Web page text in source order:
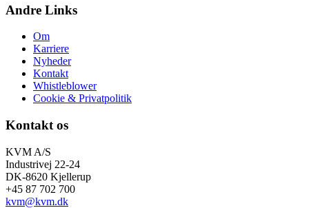
Andre Links
Om
Karriere
Nyheder
Kontakt
Whistleblower
Cookie & Privatpolitik
Kontakt os
KVM A/S
Industrivej 22-24
DK-8620 Kjellerup
+45 87 702 700
kvm@kvm.dk